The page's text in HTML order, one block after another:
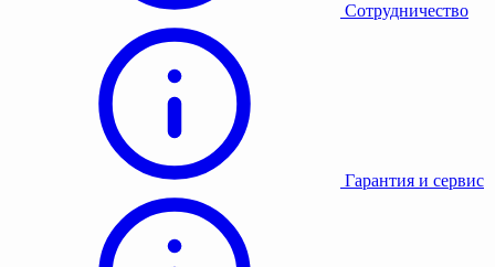
Сотрудничество
Гарантия и сервис